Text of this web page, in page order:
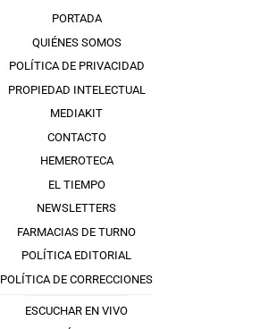
PORTADA
QUIÉNES SOMOS
POLÍTICA DE PRIVACIDAD
PROPIEDAD INTELECTUAL
MEDIAKIT
CONTACTO
HEMEROTECA
EL TIEMPO
NEWSLETTERS
FARMACIAS DE TURNO
POLÍTICA EDITORIAL
POLÍTICA DE CORRECCIONES
ESCUCHAR EN VIVO